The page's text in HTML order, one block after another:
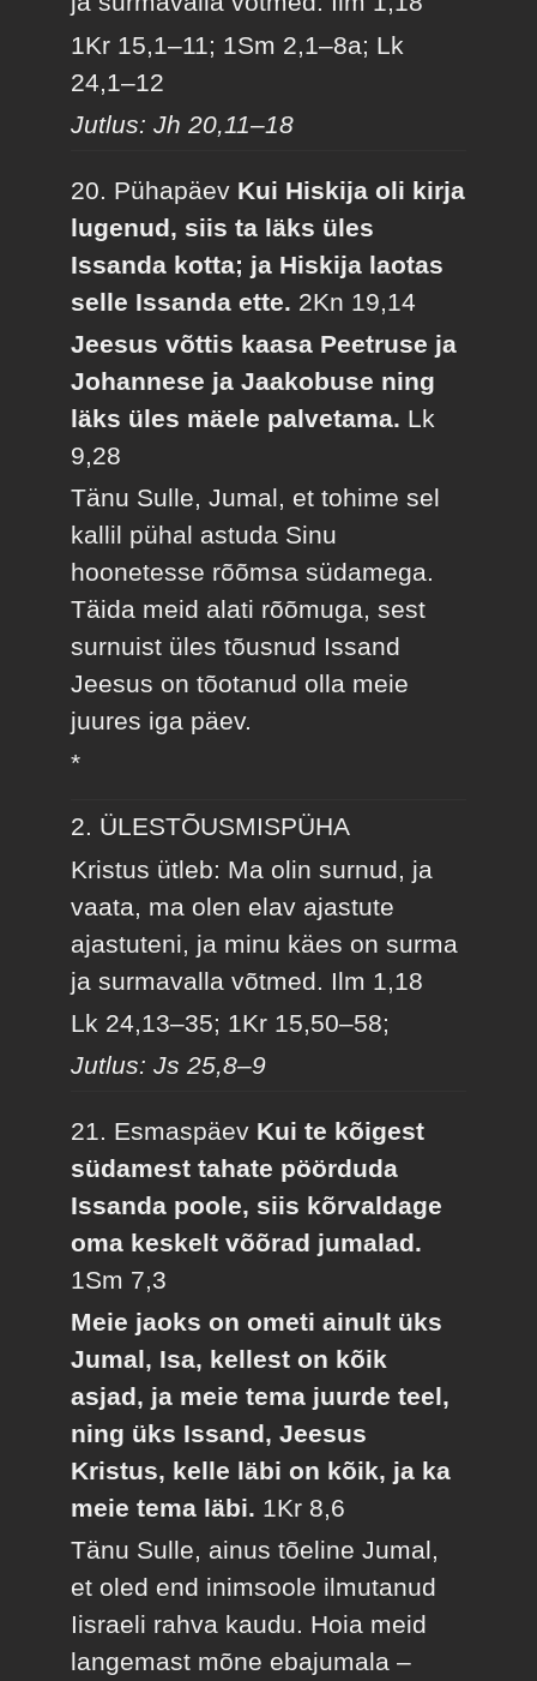
1Kr 15,1–11; 1Sm 2,1–8a; Lk
24,1–12
Jutlus: Jh 20,11–18
20. Pühapäev Kui Hiskija oli kirja
lugenud, siis ta läks üles
Issanda kotta; ja Hiskija laotas
selle Issanda ette. 2Kn 19,14
Jeesus võttis kaasa Peetruse ja
Johannese ja Jaakobuse ning
läks üles mäele palvetama. Lk
9,28
Tänu Sulle, Jumal, et tohime sel
kallil pühal astuda Sinu
hoonetesse rõõmsa südamega.
Täida meid alati rõõmuga, sest
surnuist üles tõusnud Issand
Jeesus on tõotanud olla meie
juures iga päev.
*
2. ÜLESTÕUSMISPÜHA
Kristus ütleb: Ma olin surnud, ja
vaata, ma olen elav ajastute
ajastuteni, ja minu käes on surma
ja surmavalla võtmed. Ilm 1,18
Lk 24,13–35; 1Kr 15,50–58;
Jutlus: Js 25,8–9
21. Esmaspäev Kui te kõigest
südamest tahate pöörduda
Issanda poole, siis kõrvaldage
oma keskelt võõrad jumalad.
1Sm 7,3
Meie jaoks on ometi ainult üks
Jumal, Isa, kellest on kõik
asjad, ja meie tema juurde teel,
ning üks Issand, Jeesus
Kristus, kelle läbi on kõik, ja ka
meie tema läbi. 1Kr 8,6
Tänu Sulle, ainus tõeline Jumal,
et oled end inimsoole ilmutanud
Iisraeli rahva kaudu. Hoia meid
langemast mõne ebajumala –